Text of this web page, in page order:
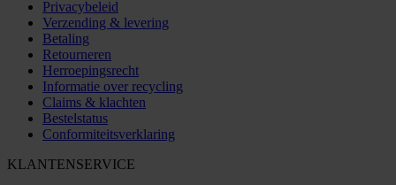
Privacybeleid
Verzending & levering
Betaling
Retourneren
Herroepingsrecht
Informatie over recycling
Claims & klachten
Bestelstatus
Conformiteitsverklaring
KLANTENSERVICE